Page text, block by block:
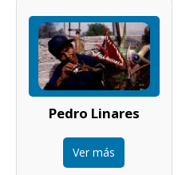
Pedro Linares
Ver más